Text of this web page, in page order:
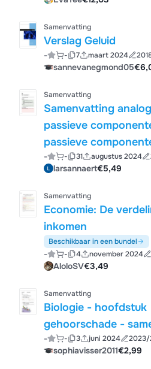
Samenvatting
Verslag Geluid
- - 7 maart 2024
sannevanegmond05
Samenvatting
Samenvatting
passieve
passieve
- - 31 augustus 2024
larsannaert€5,49
Samenvatting
Economie: De
inkomen
Beschikbaar in een bundel
- - 4 november 2024
AloloSV€3,49
Samenvatting
Biologie -
gehoorschade -
- - 3 juni 2024
sophiavisser2011€2,99